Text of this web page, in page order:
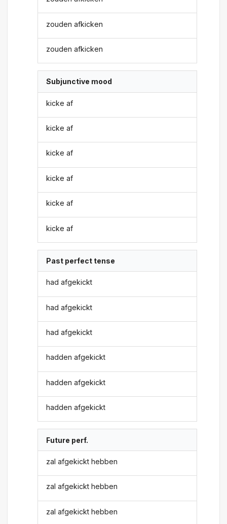
zouden afkicken
zouden afkicken
Subjunctive mood
kicke af
kicke af
kicke af
kicke af
kicke af
kicke af
Past perfect tense
had afgekickt
had afgekickt
had afgekickt
hadden afgekickt
hadden afgekickt
hadden afgekickt
Future perf.
zal afgekickt hebben
zal afgekickt hebben
zal afgekickt hebben